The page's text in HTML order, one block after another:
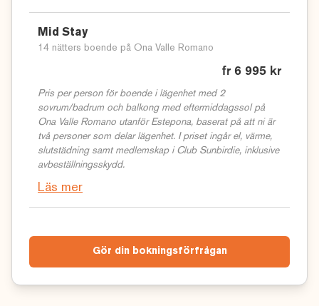
Mid Stay
14 nätters boende på Ona Valle Romano
fr 6 995 kr
Pris per person för boende i lägenhet med 2
sovrum/badrum och balkong med eftermiddagssol på
Ona Valle Romano utanför Estepona, baserat på att ni är
två personer som delar lägenhet. I priset ingår el, värme,
slutstädning samt medlemskap i Club Sunbirdie, inklusive
avbeställningsskydd.
Läs mer
Gör din bokningsförfrågan